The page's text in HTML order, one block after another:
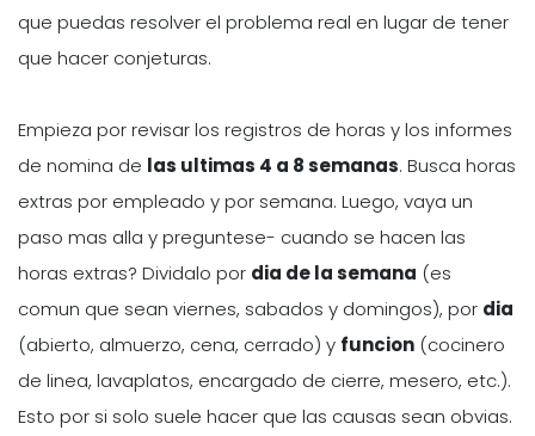
que puedas resolver el problema real en lugar de tener
que hacer conjeturas.
Empieza por revisar los registros de horas y los informes
de nomina de las ultimas 4 a 8 semanas. Busca horas
extras por empleado y por semana. Luego, vaya un
paso mas alla y preguntese- cuando se hacen las
horas extras? Dividalo por dia de la semana (es
comun que sean viernes, sabados y domingos), por dia
(abierto, almuerzo, cena, cerrado) y funcion (cocinero
de linea, lavaplatos, encargado de cierre, mesero, etc.).
Esto por si solo suele hacer que las causas sean obvias.